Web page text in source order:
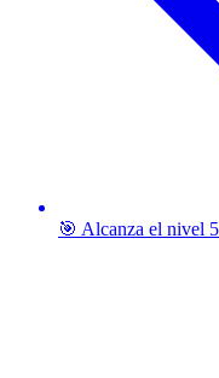
🎯 Alcanza el nivel